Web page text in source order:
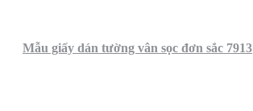
Mẫu giấy dán tường vân sọc đơn sắc 7913